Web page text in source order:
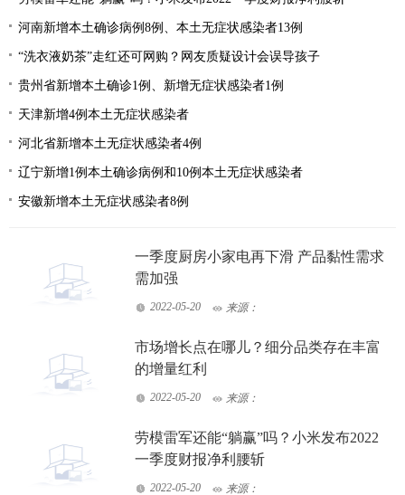
河南新增本土确诊病例8例、本土无症状感染者13例
“洗衣液奶茶”走红还可网购？网友质疑设计会误导孩子
贵州省新增本土确诊1例、新增无症状感染者1例
天津新增4例本土无症状感染者
河北省新增本土无症状感染者4例
辽宁新增1例本土确诊病例和10例本土无症状感染者
安徽新增本土无症状感染者8例
一季度厨房小家电再下滑 产品黏性需求
需加强
2022-05-20 来源：
市场增长点在哪儿？细分品类存在丰富
的增量红利
2022-05-20 来源：
劳模雷军还能“躺赢”吗？小米发布2022
一季度财报净利腰斩
2022-05-20 来源：